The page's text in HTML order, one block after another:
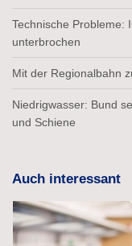
Technische Probleme:
unterbrochen
Mit der Regionalbahn
Niedrigwasser: Bund
und Schiene
Auch interessant